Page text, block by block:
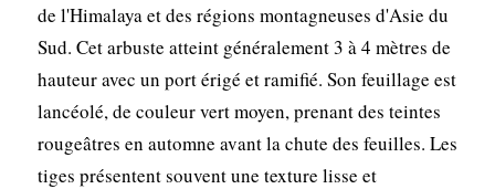
de l'Himalaya et des régions montagneuses d'Asie du
Sud. Cet arbuste atteint généralement 3 à 4 mètres de
hauteur avec un port érigé et ramifié. Son feuillage est
lancéolé, de couleur vert moyen, prenant des teintes
rougeâtres en automne avant la chute des feuilles. Les
tiges présentent souvent une texture lisse et